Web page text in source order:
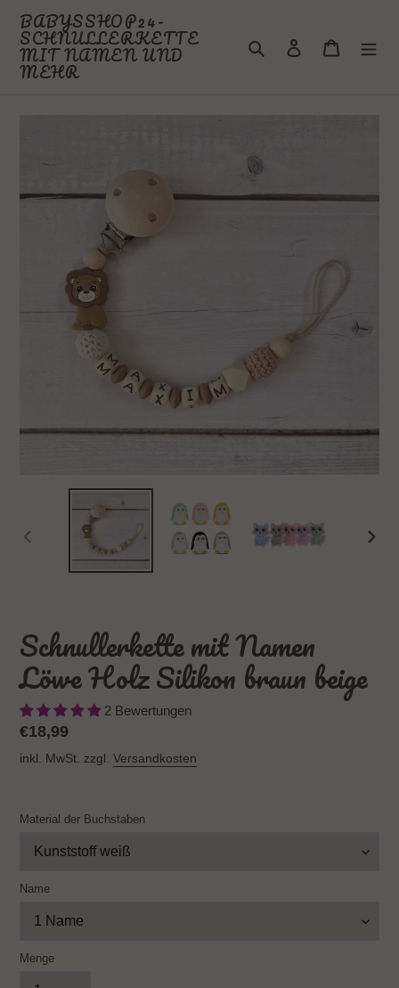
zum
Inhalt
BABYSSHOP24-
SCHNULLERKETTE
MIT NAMEN UND
MEHR
Suchen Einloggen
VORHERIGER
SCHIEBER
Schnullerkette mit Namen
Löwe Holz Silikon braun beige
2 Bewertungen
Normaler
Preis
€18,99
inkl. MwSt. zzgl. Versandkosten
Material der Buchstaben
Name
Menge